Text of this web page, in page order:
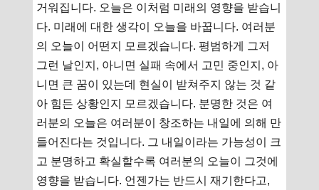
거워집니다. 오늘은 이처럼 미래의 영향을 받습니
다. 미래에 대한 생각이 오늘을 바꿉니다. 여러분
의 오늘이 어떤지 모르겠습니다. 평범하게 그저
그런 날인지, 아니면 실패 속에서 고민 중인지, 아
니면 큰 꿈이 있는데 현실이 받쳐주지 않는 것 같
아 힘든 상황인지 모르겠습니다. 분명한 것은 여
러분의 오늘은 여러분이 창조하는 내일에 의해 만
들어진다는 것입니다. 그 내일이라는 가능성이 크
고 분명하고 확실할수록 여러분의 오늘이 그것에
영향을 받습니다. 언젠가는 반드시 재기한다고,